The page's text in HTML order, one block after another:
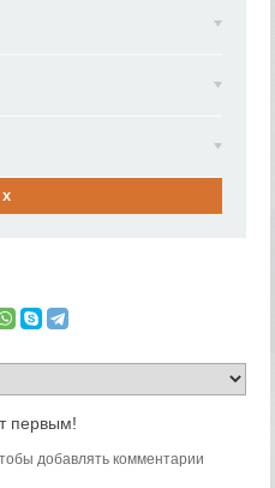
x
первым!
добавлять комментарии